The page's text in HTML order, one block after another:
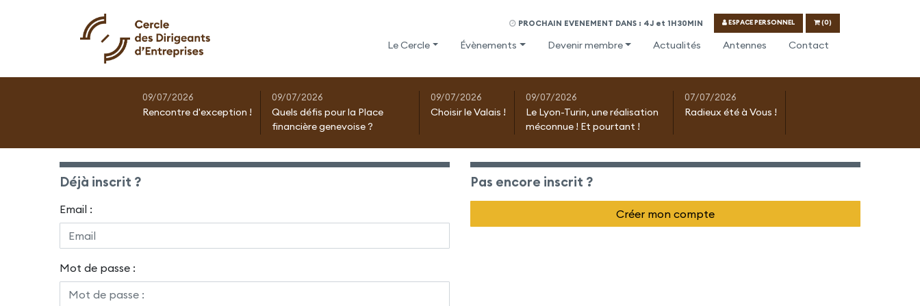
PROCHAIN EVENEMENT DANS : 4J et 1H30MIN ESPACE PERSONNEL (0)
Le Cercle Évènements Devenir membre Actualités Antennes Contact
09/07/2026
Rencontre d'exception !
09/07/2026
Quels défis pour la Place
financière genevoise ?
09/07/2026
Choisir le Valais !
09/07/2026
Le Lyon-Turin, une réalisation
méconnue ! Et pourtant !
07/07/2026
Radieux été à Vous !
Déjà inscrit ?
Email :
Mot de passe :
Pas encore inscrit ?
Créer mon compte